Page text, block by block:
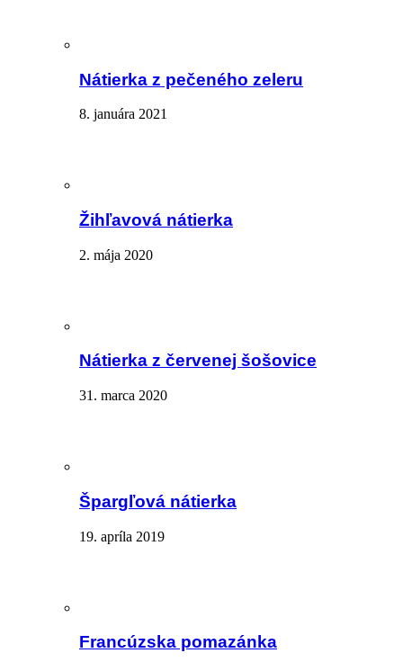
Nátierka z pečeného zeleru
8. januára 2021
Žihľavová nátierka
2. mája 2020
Nátierka z červenej šošovice
31. marca 2020
Špargľová nátierka
19. apríla 2019
Francúzska pomazánka